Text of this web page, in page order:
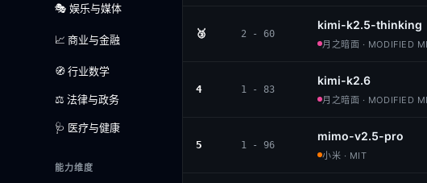
🎭 娱乐与媒体
📈 商业与金融
🧭 行业数学
⚖️ 法律与政务
🩺 医疗与健康
能力维度
🥉 2 - 60
kimi-k2.5-thinking
月之暗面 · MODIFIED
4 1 - 83
kimi-k2.6
月之暗面 · MODIFIED
5 1 - 96
mimo-v2.5-pro
小米 · MIT